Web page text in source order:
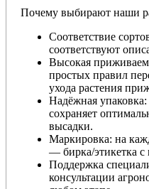
Почему выбирают наши
Соответствие
соответствуют
Высокая
простых правил
ухода растения
Надёжная
сохраняет
высадки.
Маркировка: на
— бирка/этикетка с
Поддержка
консультации